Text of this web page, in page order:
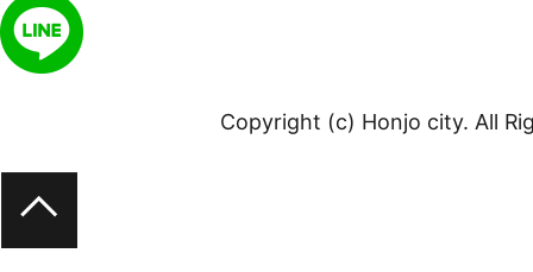
Copyright (c) Honjo city. All